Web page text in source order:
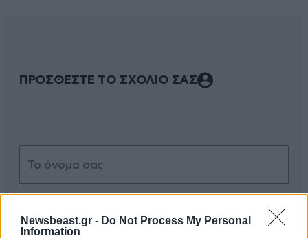
Newsbeast.gr - Do Not Process My Personal
Information
ΠΡΟΣΘΕΣΤΕ ΤΟ ΣΧΟΛΙΟ ΣΑΣ